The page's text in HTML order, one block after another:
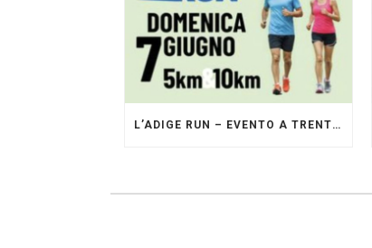
L’ADIGE RUN – EVENTO A TRENTO GESTITO DAI PACERS GLI ORIGINALI